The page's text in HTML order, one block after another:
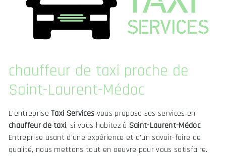
chauffeur de taxi proche de
Saint-Laurent-Médoc
L’entrepriseTaxi Services vous propose ses services en
chauffeur de taxi, si vous habitez à Saint-Laurent-Médoc.
Entreprise usant d’une expérience et d’un savoir-faire de
qualité, nous mettons tout en oeuvre pour vous satisfaire.